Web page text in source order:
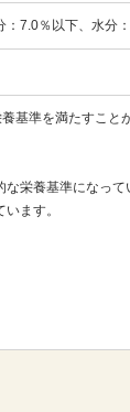
：7.0％以下、水分
基準を満たすこと
栄養基準になっ
ます。